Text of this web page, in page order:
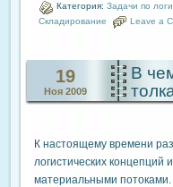
Категория: Задачи по
Складирование
Leave a
19
Ноя 2009
В
К настоящему времени
логистических
материальными